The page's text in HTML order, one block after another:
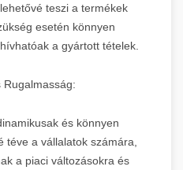
teszi a termékek
esetén könnyen
a gyártott tételek.
Rugalmasság:
és könnyen
téve a vállalatok számára,
a piaci változásokra és